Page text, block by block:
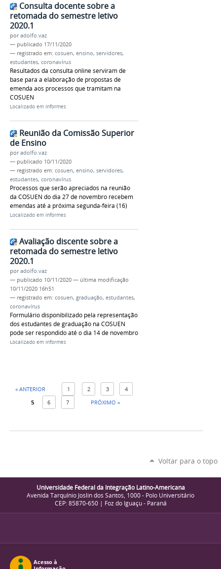
Consulta docente sobre a
retomada do semestre letivo
2020.1
poradolfo.vaz
— publicado 17/11/2020
— registrado em: cosuen, ensino, servidores,
estudantes, coronavírus
Resultados da consulta online serviram de
base para a elaboração de propostas de
emenda aos processos que tramitam na
COSUEN
Localizado em Informes
Reunião da Comissão Superior
de Ensino
poradolfo.vaz
— publicado 10/11/2020
— registrado em: cosuen, ensino, servidores,
estudantes, coronavírus
Processos que serão apreciados na reunião
da COSUEN do dia 27 de novembro recebem
emendas até a próxima segunda-feira (16)
Localizado em Informes
Avaliação discente sobre a
retomada do semestre letivo
2020.1
poradolfo.vaz
— publicado 10/11/2020 — última modificação
10/11/2020 16h51
— registrado em: cosuen, graduação, estudantes,
coronavírus
Formulário disponibilizado pela representação
dos estudantes de graduação na COSUEN
pode ser respondido até o dia 14 de novembro
Localizado em Informes
« ANTERIOR 1 2 3
4
5
6 7 PRÓXIMO »
Voltar para o topo
Universidade Federal da Integração Latino-Americana
Avenida Tarquínio Joslin dos Santos, 1000 - Polo Universitário
CEP: 85870-650 | Foz do Iguaçu - Paraná